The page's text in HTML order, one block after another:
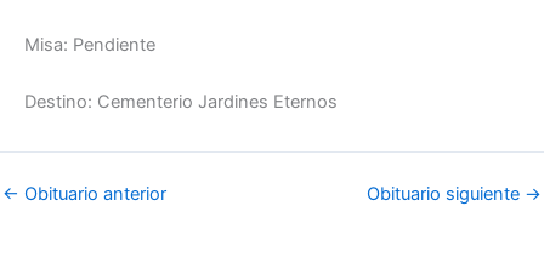
Misa: Pendiente
Destino: Cementerio Jardines Eternos
← Obituario anterior Obituario siguiente →